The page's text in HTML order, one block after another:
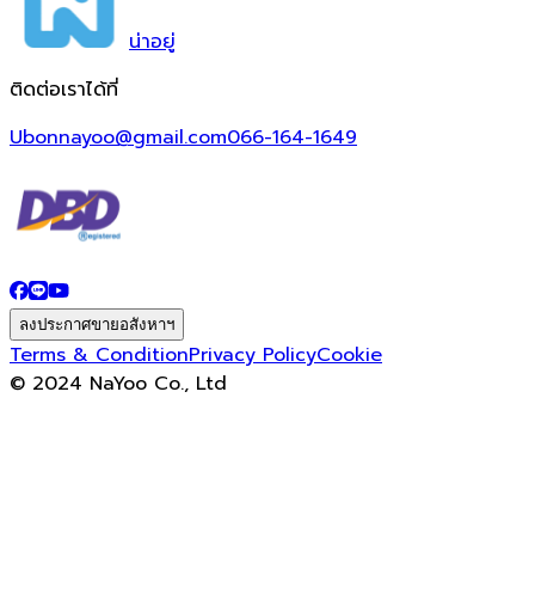
น่าอยู่
ติดต่อเราได้ที่
Ubonnayoo@gmail.com066-164-1649
ลงประกาศขายอสังหาฯ
Terms & ConditionPrivacy PolicyCookie
© 2024 NaYoo Co., Ltd